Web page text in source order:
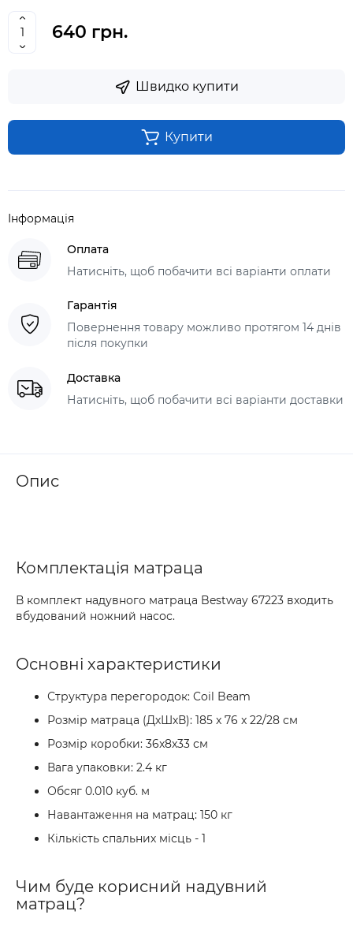
640 грн.
Швидко купити
Купити
Інформація
Оплата
Натисніть, щоб побачити всі варіанти оплати
Гарантія
Повернення товару можливо протягом 14 днів
після покупки
Доставка
Натисніть, щоб побачити всі варіанти доставки
Опис
Комплектація матраца
В комплект надувного матраца Bestway 67223 входить
вбудований ножний насос.
Основні характеристики
Структура перегородок: Coil Beam
Розмір матраца (ДхШхВ): 185 x 76 x 22/28 см
Розмір коробки: 36x8x33 см
Вага упаковки: 2.4 кг
Обсяг 0.010 куб. м
Навантаження на матрац: 150 кг
Кількість спальних місць - 1
Чим буде корисний надувний
матрац?